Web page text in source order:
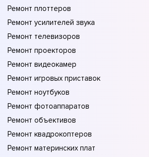
Ремонт плоттеров
Ремонт усилителей звука
Ремонт телевизоров
Ремонт проекторов
Ремонт видеокамер
Ремонт игровых приставок
Ремонт ноутбуков
Ремонт фотоаппаратов
Ремонт объективов
Ремонт квадрокоптеров
Ремонт материнских плат